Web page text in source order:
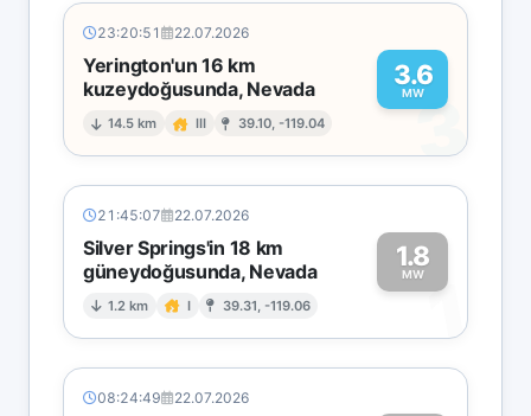
23:20:51 22.07.2026
Yerington'un 16 km
kuzeydoğusunda, Nevada
14.5 km III 39.10, -119.04
3.6
MW
3
21:45:07 22.07.2026
Silver Springs'in 18 km
güneydoğusunda, Nevada
1.2 km I 39.31, -119.06
1.8
MW1
08:24:49 22.07.2026